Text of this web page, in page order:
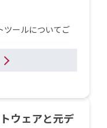
ツールについてご
ウェアと元デ